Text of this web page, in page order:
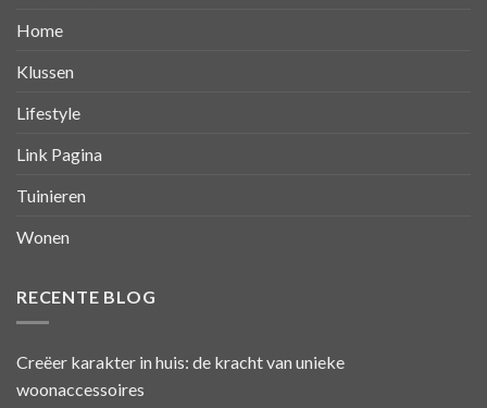
Home
Klussen
Lifestyle
Link Pagina
Tuinieren
Wonen
RECENTE BLOG
Creëer karakter in huis: de kracht van unieke
woonaccessoires